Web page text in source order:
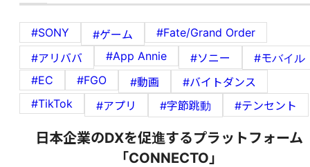
#SONY #ゲーム
#Fate/Grand Order
#アリババ
#App Annie #ソニー
#モバイル
#EC
#FGO #動画
#バイトダンス
#TikTok
#アプリ #字節跳動 #テンセント
日本企業のDXを促進するプラットフォーム
「CONNECTO」